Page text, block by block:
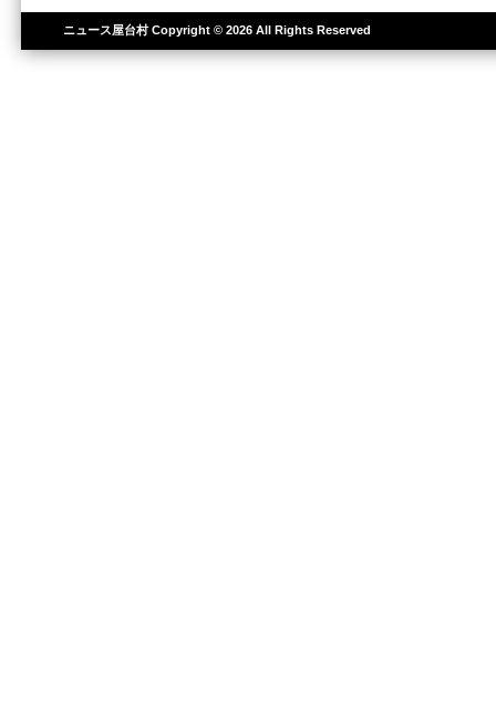
ニュース屋台村Copyright © 2026 All Rights Reserved